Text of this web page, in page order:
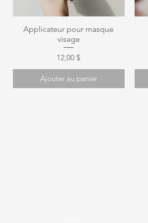
Aperçu rapide
Applicateur pour masque
visage
Prix
12,00 $
Ajouter au panier